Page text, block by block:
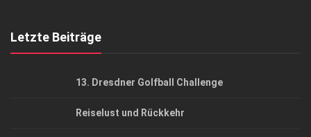
Letzte Beiträge
13. Dresdner Golfball Challenge
Reiselust und Rückkehr